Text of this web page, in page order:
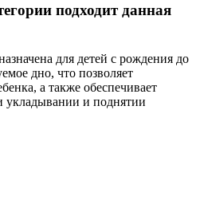
подходит данная
для детей с рождения до
дно, что позволяет
а также обеспечивает
укладывании и поднятии